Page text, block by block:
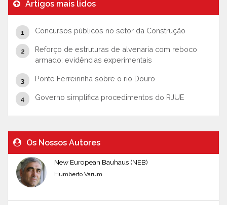
Artigos mais lidos
Concursos públicos no setor da Construção
Reforço de estruturas de alvenaria com reboco
armado: evidências experimentais
Ponte Ferreirinha sobre o rio Douro
Governo simplifica procedimentos do RJUE
Os Nossos Autores
New European Bauhaus (NEB)
Humberto Varum